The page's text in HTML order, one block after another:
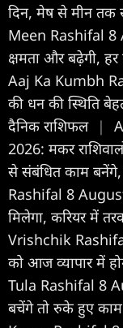
द‍िन, मेष से मीन तक
Meen Rashifal 8
क्षमता और बढ़ेगी,
Aaj Ka Kumbh
की धन की स्थिति
दैनिक राशिफल |
2026: मकर
से संबंधित काम
Rashifal 8 August
मिलेगा, करियर में
Vrishchik
को आज व्यापार में
Tula Rashifal 8
बचेंगे तो रुके हुए